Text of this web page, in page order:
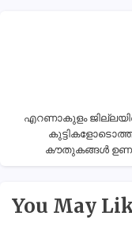
എറണാകുളം
കുട്ടികളോടൊത്ത്
കൗതുകങ്ങൾ
You May